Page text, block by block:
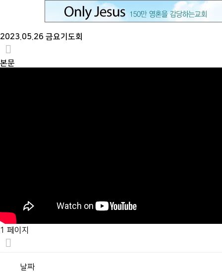
2023.05.26 금요기도회
본문
1 페이지
날짜